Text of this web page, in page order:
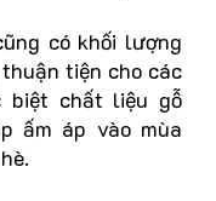
có khối lượng
tiện cho các
biệt chất liệu gỗ
ấm áp vào mùa